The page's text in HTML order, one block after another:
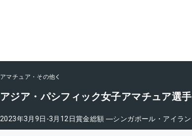
アマチュア・その他
アジア・パシフィック女子アマチュア選
2023年3月9日-3月12日賞金総額 ―シンガポール・アイラン